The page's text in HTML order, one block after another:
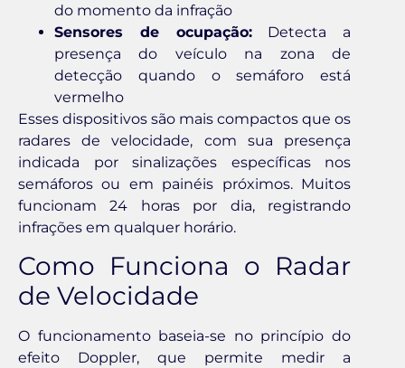
do momento da infração
Sensores de ocupação:Detecta a
presença do veículo na zona de
detecção quando o semáforo está
vermelho
Esses dispositivos são mais compactos que os
radares de velocidade, com sua presença
indicada por sinalizações específicas nos
semáforos ou em painéis próximos. Muitos
funcionam 24 horas por dia, registrando
infrações em qualquer horário.
Como Funciona o Radar
de Velocidade
O funcionamento baseia-se no princípio do
efeito Doppler, que permite medir a